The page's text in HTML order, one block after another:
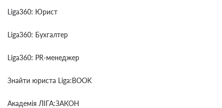
Liga360: Юрист
Liga360: Бухгалтер
Liga360: PR-менеджер
Знайти юриста Liga:BOOK
Академія ЛІГА:ЗАКОН